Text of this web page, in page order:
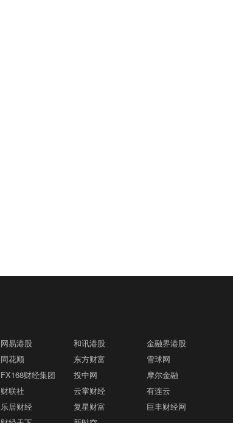
网易港股 和讯港股
金融界港股
同花顺 东方财富
雪球网
FX168财经集团 投中网
摩尔金融
财联社 云掌财经
有连云
乐居财经 复星财富
巨丰财经网
财经天下 新时空